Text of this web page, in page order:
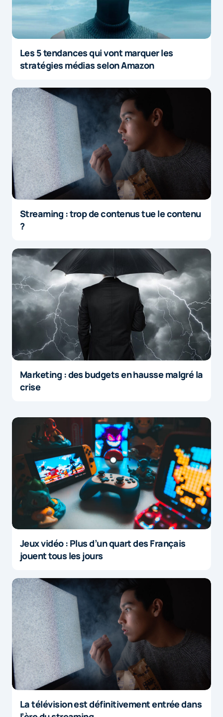
Les 5 tendances qui vont marquer les
stratégies médias selon Amazon
Streaming : trop de contenus tue le contenu
?
Marketing : des budgets en hausse malgré la
crise
Jeux vidéo : Plus d’un quart des Français
jouent tous les jours
La télévision est définitivement entrée dans